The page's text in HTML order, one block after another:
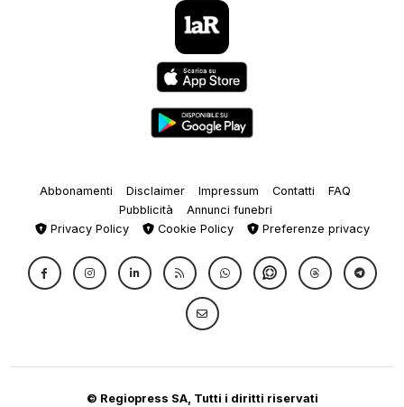
Abbonamenti Disclaimer Impressum Contatti
FAQ
Pubblicità
Annunci funebri
Privacy Policy
Cookie Policy Preferenze privacy
© Regiopress SA, Tutti i diritti riservati